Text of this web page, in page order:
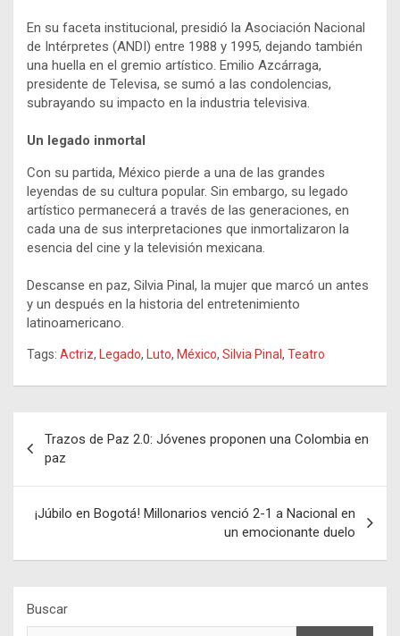
En su faceta institucional, presidió la Asociación Nacional
de Intérpretes (ANDI) entre 1988 y 1995, dejando también
una huella en el gremio artístico. Emilio Azcárraga,
presidente de Televisa, se sumó a las condolencias,
subrayando su impacto en la industria televisiva.
Un legado inmortal
Con su partida, México pierde a una de las grandes
leyendas de su cultura popular. Sin embargo, su legado
artístico permanecerá a través de las generaciones, en
cada una de sus interpretaciones que inmortalizaron la
esencia del cine y la televisión mexicana.
Descanse en paz, Silvia Pinal, la mujer que marcó un antes
y un después en la historia del entretenimiento
latinoamericano.
Tags: Actriz, Legado, Luto, México, Silvia Pinal , Teatro
de
entradas
Trazos de Paz 2.0: Jóvenes proponen una Colombia en
paz
¡Júbilo en Bogotá! Millonarios venció 2-1 a Nacional en
un emocionante duelo
Buscar